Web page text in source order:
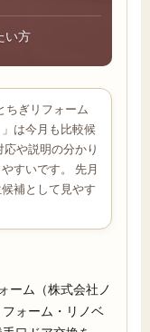
い方
ちぎリフォーム
」は今月も比較候
や説明の分かり
すいです。 先月
補として見やす
ーム（株式会社ノ
ォーム・リノベ